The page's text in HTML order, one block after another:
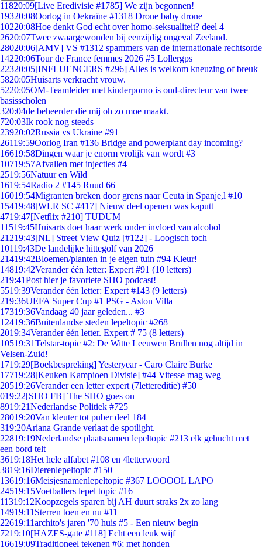
11820:09[Live Eredivisie #1785] We zijn begonnen!
19320:08Oorlog in Oekraïne #1318 Drone baby drone
10220:08Hoe denkt God echt over homo-seksualiteit? deel 4
2620:07Twee zwaargewonden bij eenzijdig ongeval Zeeland.
28020:06[AMV] VS #1312 spammers van de internationale rechtsorde
14220:06Tour de France femmes 2026 #5 Lollergps
22320:05[INFLUENCERS #296] Alles is welkom kneuzing of breuk
5820:05Huisarts verkracht vrouw.
5220:05OM-Teamleider met kinderporno is oud-directeur van twee
basisscholen
320:04de beheerder die mij oh zo moe maakt.
720:03Ik rook nog steeds
23920:02Russia vs Ukraine #91
26119:59Oorlog Iran #136 Bridge and powerplant day incoming?
16619:58Dingen waar je enorm vrolijk van wordt #3
10719:57Afvallen met injecties #4
2519:56Natuur en Wild
1619:54Radio 2 #145 Ruud 66
16019:54Migranten breken door grens naar Ceuta in Spanje,l #10
15419:48[WLR SC #417] Nieuw deel openen was kaputt
4719:47[Netflix #210] TUDUM
11519:45Huisarts doet haar werk onder invloed van alcohol
21219:43[NL] Street View Quiz [#122] - Loogisch toch
10119:43De landelijke hittegolf van 2026
21419:42Bloemen/planten in je eigen tuin #94 Kleur!
14819:42Verander één letter: Expert #91 (10 letters)
219:41Post hier je favoriete SHO podcast!
5519:39Verander één letter: Expert #143 (9 letters)
219:36UEFA Super Cup #1 PSG - Aston Villa
17319:36Vandaag 40 jaar geleden... #3
12419:36Buitenlandse steden lepeltopic #268
2019:34Verander één letter. Expert # 75 (8 letters)
10519:31Telstar-topic #2: De Witte Leeuwen Brullen nog altijd in
Velsen-Zuid!
1719:29[Boekbespreking] Yesteryear - Caro Claire Burke
17719:28[Keuken Kampioen Divisie] #44 Vitesse mag weg
20519:26Verander een letter expert (7lettereditie) #50
019:22[SHO FB] The SHO goes on
8919:21Nederlandse Politiek #725
28019:20Van kleuter tot puber deel 184
319:20Ariana Grande verlaat de spotlight.
22819:19Nederlandse plaatsnamen lepeltopic #213 elk gehucht met
een bord telt
3619:18Het hele alfabet #108 en 4letterwoord
3819:16Dierenlepeltopic #150
13619:16Meisjesnamenlepeltopic #367 LOOOOL LAPO
24519:15Voetballers lepel topic #16
11319:12Koopzegels sparen bij AH duurt straks 2x zo lang
14919:11 Sterren toen en nu #11
22619:11archito's jaren '70 huis #5 - Een nieuw begin
7219:10[HAZES-gate #118] Echt een leuk wijf
16619:09Traditioneel tekenen #6; met honden